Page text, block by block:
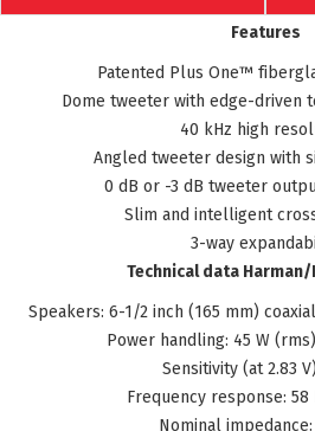
Features
Patented Plus One™
Dome tweeter with edge-driven
40 kHz high
Angled tweeter design with
0 dB or -3 dB tweeter
Slim and intelligent
3-way
Technical data Harman/
Speakers: 6-1/2 inch (165 mm)
Power handling: 45 W
Sensitivity (at 2.83
Frequency response: 58
Nominal